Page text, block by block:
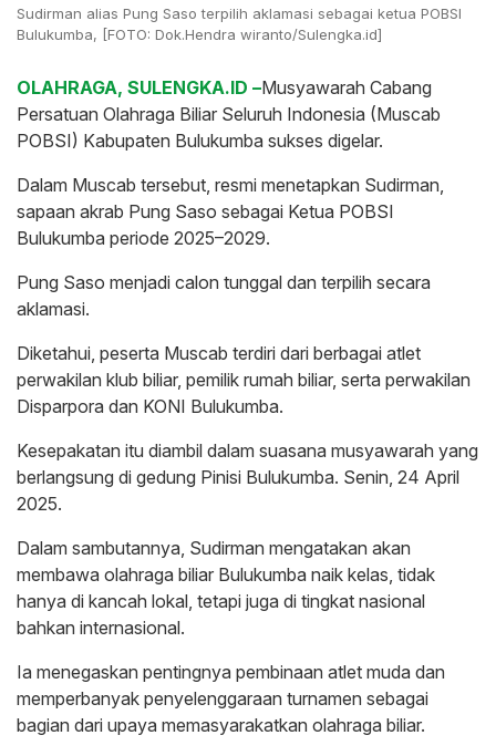
Sudirman alias Pung Saso terpilih aklamasi sebagai ketua POBSI
Bulukumba, [FOTO: Dok.Hendra wiranto/Sulengka.id]
OLAHRAGA, SULENGKA.ID –Musyawarah Cabang
Persatuan Olahraga Biliar Seluruh Indonesia (Muscab
POBSI) Kabupaten Bulukumba sukses digelar.
Dalam Muscab tersebut, resmi menetapkan Sudirman,
sapaan akrab Pung Saso sebagai Ketua POBSI
Bulukumba periode 2025–2029.
Pung Saso menjadi calon tunggal dan terpilih secara
aklamasi.
Diketahui, peserta Muscab terdiri dari berbagai atlet
perwakilan klub biliar, pemilik rumah biliar, serta perwakilan
Disparpora dan KONI Bulukumba.
Kesepakatan itu diambil dalam suasana musyawarah yang
berlangsung di gedung Pinisi Bulukumba. Senin, 24 April
2025.
Dalam sambutannya, Sudirman mengatakan akan
membawa olahraga biliar Bulukumba naik kelas, tidak
hanya di kancah lokal, tetapi juga di tingkat nasional
bahkan internasional.
Ia menegaskan pentingnya pembinaan atlet muda dan
memperbanyak penyelenggaraan turnamen sebagai
bagian dari upaya memasyarakatkan olahraga biliar.